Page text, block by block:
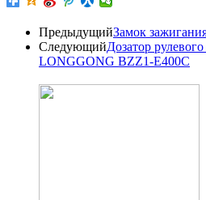
ПредыдущийЗамок
СледующийДозатор
LONGGONG BZZ1-E400C